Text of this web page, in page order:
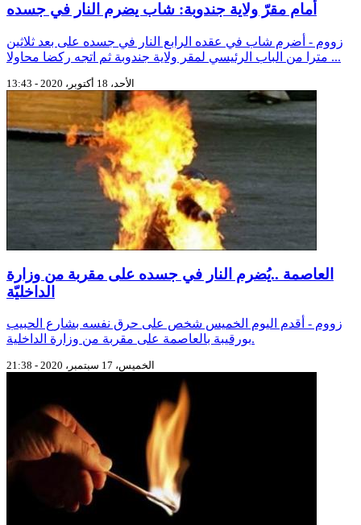
أمام مقرّ ولاية جندوبة: شاب يضرم النار في جسده
زووم - أضرم شاب في عقده الرابع النار في جسده على بعد ثلاثين
مترا من الباب الرئيسي لمقر ولاية جندوبة ثم اتجه ركضا محاولا ...
الأحد، 18 أكتوبر، 2020 - 13:43
العاصمة ..يُضرم النار في جسده على مقربة من وزارة
الداخليّة
زووم - أقدم اليوم الخميس شخص على حرق نفسه بشارع الحبيب
بورقيبة بالعاصمة على مقربة من وزارة الداخلية.
الخميس، 17 سبتمبر، 2020 - 21:38